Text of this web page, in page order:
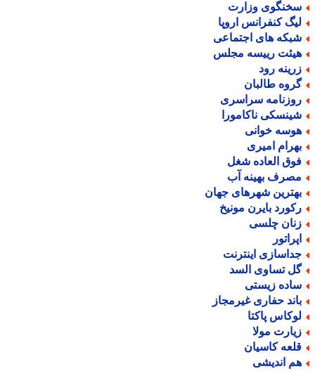
وزارت
کنفرانس اروپا
های اجتماعی
رییسه مجلس
رود
طالبان
سراسری
ناکامورا
خوانی
امیری
العاده شغل
بهینه آب
شهرهای جهان
بایرن مونیخ
چلسی
اینترنت
تساوی السد
زیستی
حفاری غیرمجاز
پاکتا
مولا
کاسیان
اندیشی